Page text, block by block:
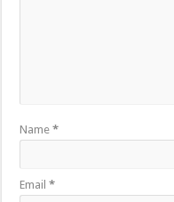
Name*
Email*